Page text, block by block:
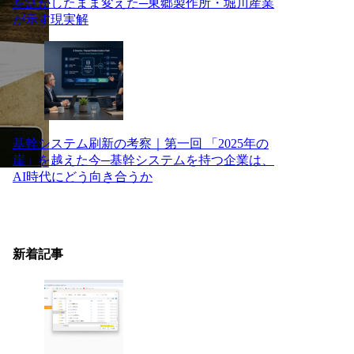
が示す現実解
基幹システム刷新の考察｜第一回 「2025年の
崖」を越えた今─基幹システムを持つ企業は、
AI時代にどう向き合うか
新着記事